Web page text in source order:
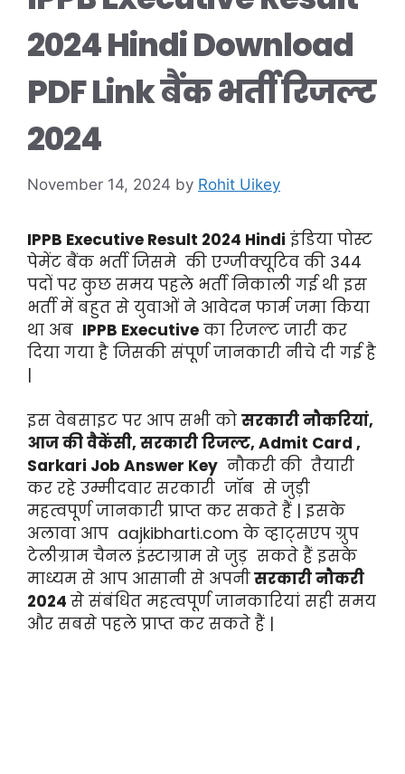
2024 Hindi Download
PDF Link बैंक भर्ती रिजल्ट
2024
November 14, 2024 by Rohit Uikey
IPPB Executive Result 2024 Hindi इंडिया पोस्ट
पेमेंट बैंक भर्ती जिसमे की एग्जीक्यूटिव की 344
पदों पर कुछ समय पहले भर्ती निकाली गई थी इस
भर्ती में बहुत से युवाओं ने आवेदन फार्म जमा किया
था अब IPPB Executive का रिजल्ट जारी कर
दिया गया है जिसकी संपूर्ण जानकारी नीचे दी गई है
|
इस वेबसाइट पर आप सभी को सरकारी नौकरियां,
आज की वैकेंसी, सरकारी रिजल्ट, Admit Card ,
Sarkari Job Answer Key नौकरी की तैयारी
कर रहे उम्मीदवार सरकारी जॉब से जुड़ी
महत्वपूर्ण जानकारी प्राप्त कर सकते हैं | इसके
अलावा आप aajkibharti.com के व्हाट्सएप ग्रुप
टेलीग्राम चैनल इंस्टाग्राम से जुड़ सकते हैं इसके
माध्यम से आप आसानी से अपनीसरकारी नौकरी
2024 से संबंधित महत्वपूर्ण जानकारियां सही समय
और सबसे पहले प्राप्त कर सकते हैं |